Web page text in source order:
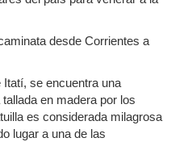
desde Corrientes a
se encuentra una
en madera por los
es considerada milagrosa
lugar a una de las